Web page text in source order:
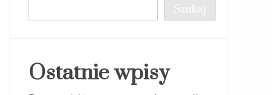
Szukaj
Ostatnie wpisy